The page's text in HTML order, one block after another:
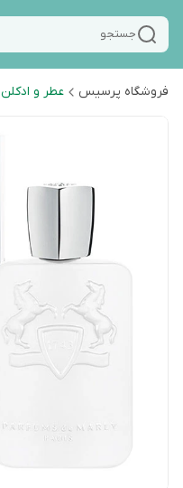
جستجو
فروشگاه پرسیس عطر و ادکلن